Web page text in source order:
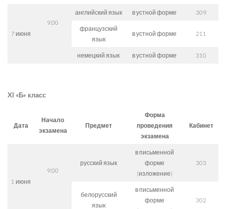
7 июня
9.00
английский язык в устной форме 309
французский
язык
в устной форме 211
немецкий язык в устной форме 310
XI «Б» класс
Дата
Начало
экзамена
Предмет
Форма
проведения
экзамена
Кабинет
1 июня
9.00
русский язык
в письменной
форме
(изложение)
303
белорусский
язык
в письменной
форме
302